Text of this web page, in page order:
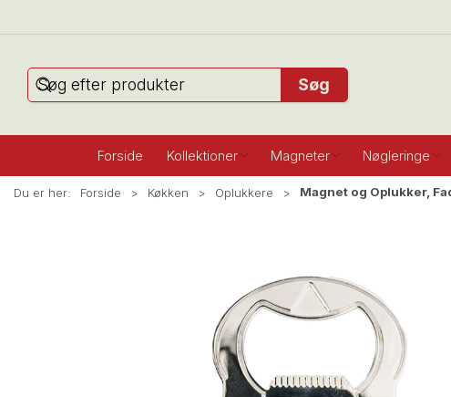
Søg
Forside Kollektioner Magneter Nøgleringe
Du er her: Forside Køkken Oplukkere Magnet og Oplukker,